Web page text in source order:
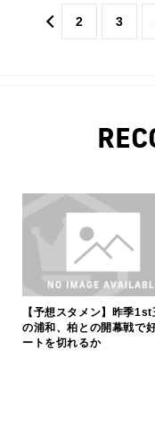
2 3
【予想スタメン】昨季1st
の浦和、柏との開幕戦で
ートを切れるか